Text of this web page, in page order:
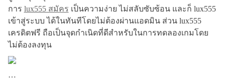
การ lux555 สมัคร เป็นความง่าย ไม่สลับซับซ้อน และก็ lux555
เข้าสู่ระบบ ได้ในทันทีโดยไม่ต้องผ่านแอดมิน ส่วน lux555
เครดิตฟรี ถือเป็นจุดกำเนิดที่ดีสำหรับในการทดลองเกมโดย
ไม่ต้องลงทุน
…